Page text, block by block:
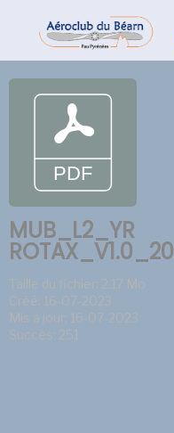
MUB_L2_YR
Taille du fichier: 2.17 Mo
Créé: 16-07-2023
Mis à jour: 16-07-2023
Succès: 251